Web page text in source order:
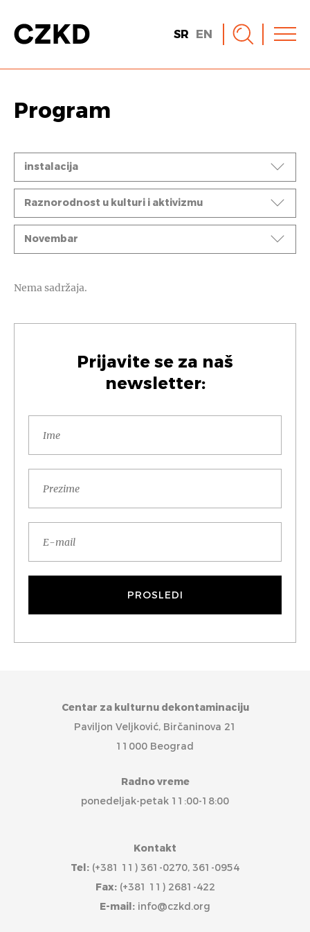
SR EN
Program
Događaji
instalacija
Ciklusi
Raznorodnost u kulturi i aktivizmu
Mesec
Novembar
Nema sadržaja.
Prijavite se za naš
newsletter:
Centar za kulturnu dekontaminaciju
Paviljon Veljković, Birčaninova 21
11000 Beograd
Radno vreme
ponedeljak-petak 11:00-18:00
Kontakt
Tel: (+381 11) 361-0270, 361-0954
Fax:(+381 11) 2681-422
E-mail: info@czkd.org